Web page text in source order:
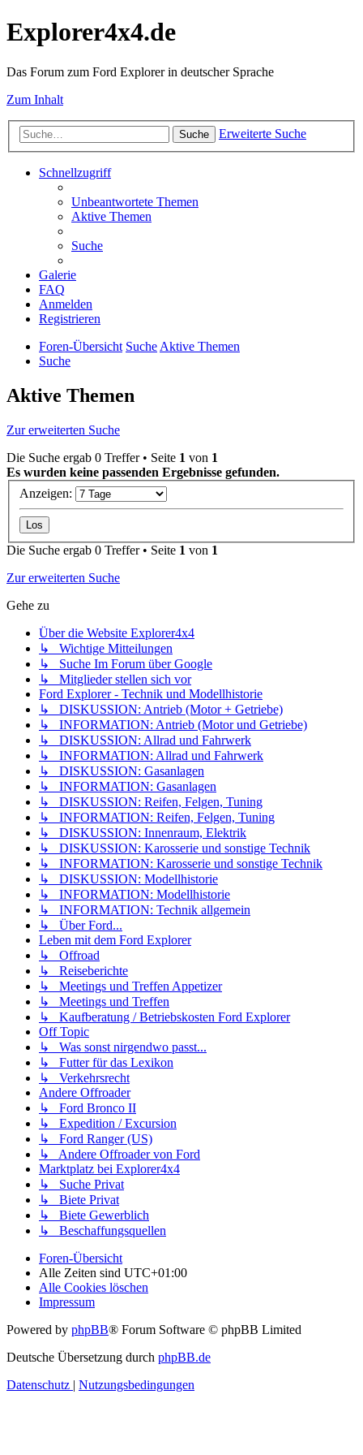
Explorer4x4.de
Das Forum zum Ford Explorer in deutscher Sprache
Zum Inhalt
Suche Erweiterte Suche
Schnellzugriff
Unbeantwortete Themen
Aktive Themen
Suche
Galerie
FAQ
Anmelden
Registrieren
Foren-Übersicht SucheAktive Themen
Suche
Aktive Themen
Zur erweiterten Suche
Die Suche ergab 0 Treffer • Seite 1 von 1
Es wurden keine passenden Ergebnisse gefunden.
Anzeigen:
Die Suche ergab 0 Treffer • Seite 1 von 1
Zur erweiterten Suche
Gehe zu
Über die Website Explorer4x4
↳ Wichtige Mitteilungen
↳ Suche Im Forum über Google
↳ Mitglieder stellen sich vor
Ford Explorer - Technik und Modellhistorie
↳ DISKUSSION: Antrieb (Motor + Getriebe)
↳ INFORMATION: Antrieb (Motor und Getriebe)
↳ DISKUSSION: Allrad und Fahrwerk
↳ INFORMATION: Allrad und Fahrwerk
↳ DISKUSSION: Gasanlagen
↳ INFORMATION: Gasanlagen
↳ DISKUSSION: Reifen, Felgen, Tuning
↳ INFORMATION: Reifen, Felgen, Tuning
↳ DISKUSSION: Innenraum, Elektrik
↳ DISKUSSION: Karosserie und sonstige Technik
↳ INFORMATION: Karosserie und sonstige Technik
↳ DISKUSSION: Modellhistorie
↳ INFORMATION: Modellhistorie
↳ INFORMATION: Technik allgemein
↳ Über Ford...
Leben mit dem Ford Explorer
↳ Offroad
↳ Reiseberichte
↳ Meetings und Treffen Appetizer
↳ Meetings und Treffen
↳ Kaufberatung / Betriebskosten Ford Explorer
Off Topic
↳ Was sonst nirgendwo passt...
↳ Futter für das Lexikon
↳ Verkehrsrecht
Andere Offroader
↳ Ford Bronco II
↳ Expedition / Excursion
↳ Ford Ranger (US)
↳ Andere Offroader von Ford
Marktplatz bei Explorer4x4
↳ Suche Privat
↳ Biete Privat
↳ Biete Gewerblich
↳ Beschaffungsquellen
Foren-Übersicht
Alle Zeiten sind UTC+01:00
Alle Cookies löschen
Impressum
Powered by phpBB® Forum Software © phpBB Limited
Deutsche Übersetzung durch phpBB.de
Datenschutz | Nutzungsbedingungen